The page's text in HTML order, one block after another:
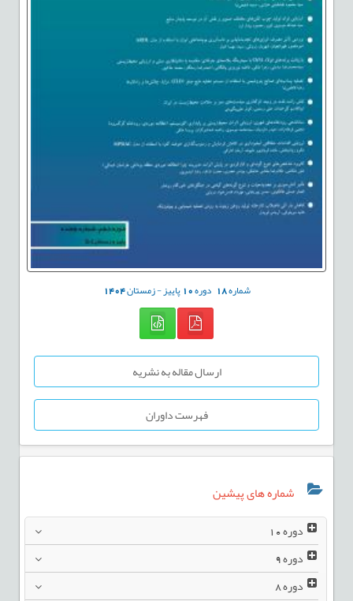
شماره18 دوره10پاییز - زمستان1404
ارسال مقاله به نشریه
فهرست داوران
شماره های پیشین
دوره10
دوره9
دوره8